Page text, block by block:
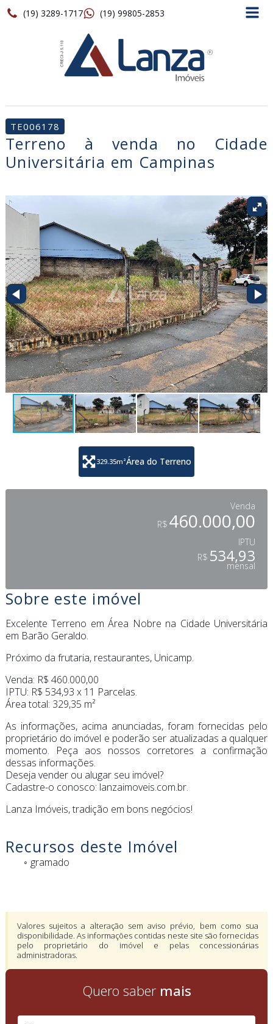
(19) 3289-1717 (19) 99805-2853
TE006178
Terreno à venda no Cidade
Universitária em Campinas
329.35m²Área do Terreno
Venda
R$ 460.000,00
IPTU
R$ 534,93
mensal
Sobre este imóvel
Excelente Terreno em Área Nobre na Cidade Universitária
em Barão Geraldo.
Próximo da frutaria, restaurantes, Unicamp.
Venda: R$ 460.000,00
IPTU: R$ 534,93 x 11 Parcelas.
Área total: 329,35 m²
As informações, acima anunciadas, foram fornecidas pelo
proprietário do imóvel e poderão ser atualizadas a qualquer
momento. Peça aos nossos corretores a confirmação
dessas informações.
Deseja vender ou alugar seu imóvel?
Cadastre-o conosco: lanzaimoveis.com.br.
Lanza Imóveis, tradição em bons negócios!
Recursos deste Imóvel
gramado
Valores sujeitos a alteração sem aviso prévio, bem como sua
disponibilidade. As informações contidas neste site são fornecidas
pelo proprietário do imóvel e pelas concessionárias
administradoras.
Quero saber